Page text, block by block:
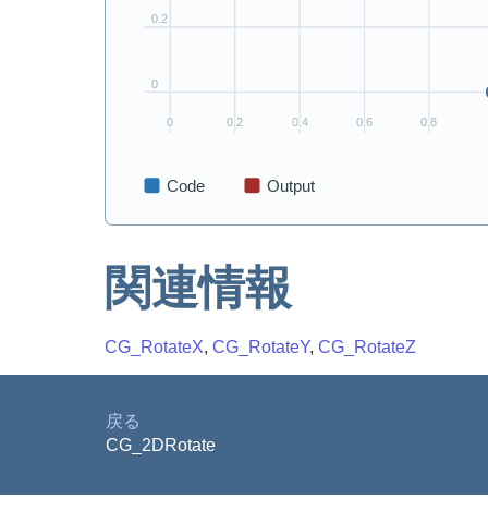
関連情報
CG_RotateX, CG_RotateY, CG_RotateZ
戻る
CG_2DRotate